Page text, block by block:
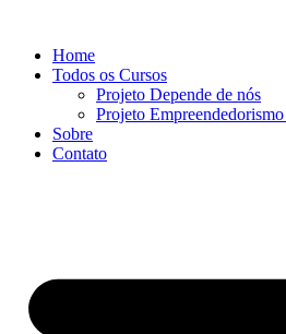
conteúdo
Home
Todos os Cursos
Projeto Depende de nós
Projeto
Sobre
Contato